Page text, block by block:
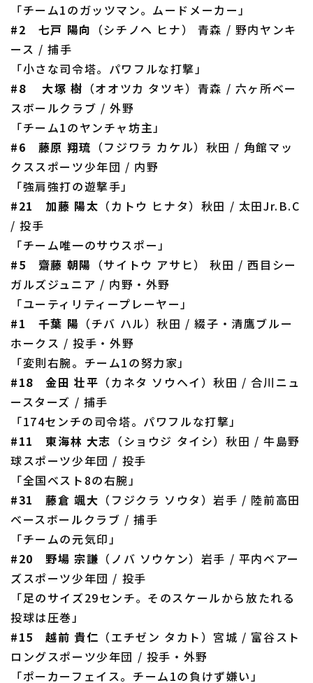
「チーム1のガッツマン。ムードメーカー」
#2 七戸 陽向 （シチノヘ ヒナ） 青森 / 野内ヤンキ
ース / 捕手
「小さな司令塔。パワフルな打撃」
#8 ​ 大塚 樹 （オオツカ タツキ）青森 / 六ヶ所ベー
スボールクラブ / 外野
「チーム1のヤンチャ坊主」
#6 藤原 翔琉 （フジワラ カケル）秋田 / 角館マッ
クススポーツ少年団 / 内野
「強肩強打の遊撃手」
#21 加藤 陽太 （カトウ ヒナタ）秋田 / 太田Jr.B.C
/ 投手
「チーム唯一のサウスポー」
#5 齋藤 朝陽 （サイトウ アサヒ） 秋田 / 西目シー
ガルズジュニア / 内野・外野
「ユーティリティープレーヤー」
#1 千葉 陽 （チバ ハル）秋田 / 綴子・清鷹ブルー
ホークス / 投手・外野
「変則右腕。チーム1の努力家」
#18 金田 壮平 （カネタ ソウヘイ）秋田 / 合川ニュ
ースターズ / 捕手
「174センチの司令塔。パワフルな打撃」
#11 東海林 大志 （ショウジ タイシ）秋田 / 牛島野
球スポーツ少年団 / 投手
「全国ベスト8の右腕」
#31 藤倉 颯大 （フジクラ ソウタ）岩手 / 陸前高田
ベースボールクラブ / 捕手
「チームの元気印」
#20 野場 宗謙 （ノバ ソウケン）岩手 / 平内ベアー
ズスポーツ少年団 / 投手
「足のサイズ29センチ。そのスケールから放たれる
投球は圧巻」
#15 越前 貴仁 （エチゼン タカト）宮城 / 富谷スト
ロングスポーツ少年団 / 投手・外野
「ポーカーフェイス。チーム1の負けず嫌い」